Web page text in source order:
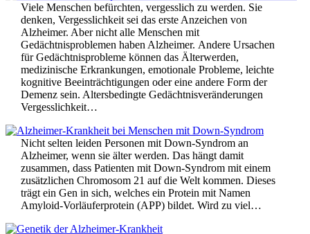
Viele Menschen befürchten, vergesslich zu werden. Sie
denken, Vergesslichkeit sei das erste Anzeichen von
Alzheimer. Aber nicht alle Menschen mit
Gedächtnisproblemen haben Alzheimer. Andere Ursachen
für Gedächtnisprobleme können das Älterwerden,
medizinische Erkrankungen, emotionale Probleme, leichte
kognitive Beeinträchtigungen oder eine andere Form der
Demenz sein. Altersbedingte Gedächtnisveränderungen
Vergesslichkeit…
Nicht selten leiden Personen mit Down-Syndrom an
Alzheimer, wenn sie älter werden. Das hängt damit
zusammen, dass Patienten mit Down-Syndrom mit einem
zusätzlichen Chromosom 21 auf die Welt kommen. Dieses
trägt ein Gen in sich, welches ein Protein mit Namen
Amyloid-Vorläuferprotein (APP) bildet. Wird zu viel…